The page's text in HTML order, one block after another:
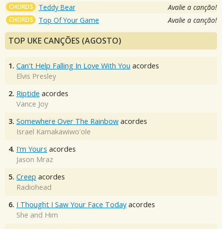
CHORDS Teddy Bear Avalie a canção!
CHORDS Top Of Your Game Avalie a canção!
TOP UKE CANÇÕES (AGOSTO)
1. Can't Help Falling In Love With You acordes
Elvis Presley
2. Riptide acordes
Vance Joy
3. Somewhere Over The Rainbow acordes
Israel Kamakawiwo'ole
4. I'm Yours acordes
Jason Mraz
5. Creep acordes
Radiohead
6. I Thought I Saw Your Face Today acordes
She and Him